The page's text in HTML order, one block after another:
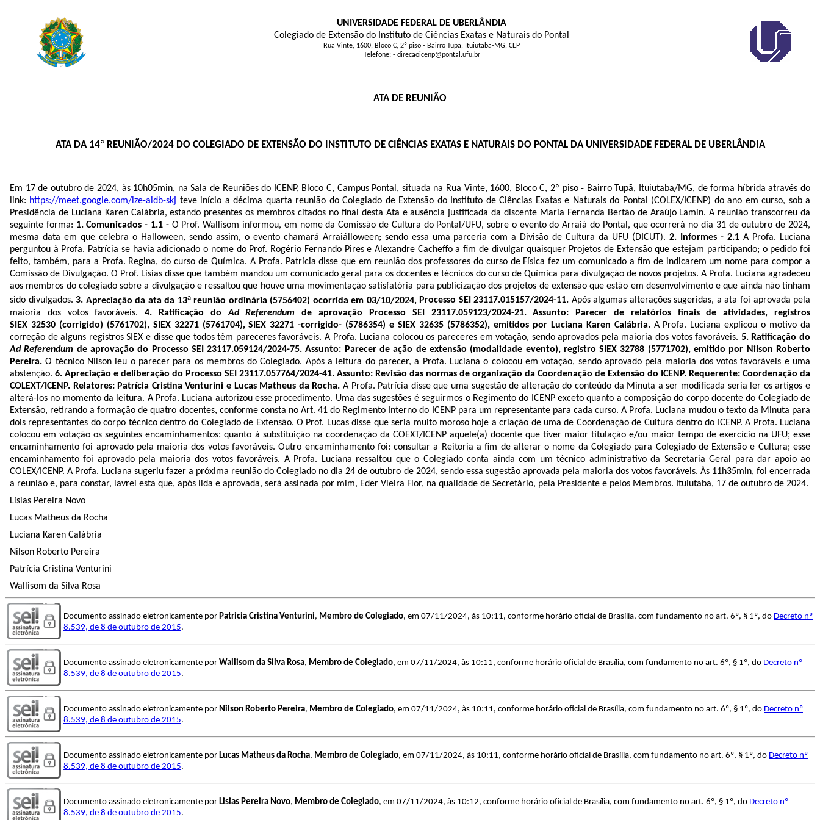
UNIVERSIDADE FEDERAL DE UBERLÂNDIA
Colegiado de Extensão do Instituto de Ciências Exatas e Naturais do Pontal
Rua Vinte, 1600, Bloco C, 2º piso - Bairro Tupã, Ituiutaba-MG, CEP
Telefone: - direcaoicenp@pontal.ufu.br
ATA DE REUNIÃO
ATA DA 14ª REUNIÃO/2024 DO COLEGIADO DE EXTENSÃO DO INSTITUTO DE CIÊNCIAS EXATAS E NATURAIS DO PONTAL DA UNIVERSIDADE FEDERAL DE UBERLÂNDIA
Em 17 de outubro de 2024, às 10h05min, na Sala de Reuniões do ICENP, Bloco C, Campus Pontal, situada na Rua Vinte, 1600, Bloco C, 2º piso - Bairro Tupã, Ituiutaba/MG, de forma híbrida através do
link: https://meet.google.com/ize-aidb-skj teve início a décima quarta reunião do Colegiado de Extensão do Instituto de Ciências Exatas e Naturais do Pontal (COLEX/ICENP) do ano em curso, sob a
Presidência de Luciana Karen Calábria, estando presentes os membros citados no final desta Ata e ausência justificada da discente Maria Fernanda Bertão de Araújo Lamin. A reunião transcorreu da
seguinte forma: 1. Comunicados - 1.1 - O Prof. Wallisom informou, em nome da Comissão de Cultura do Pontal/UFU, sobre o evento do Arraiá do Pontal, que ocorrerá no dia 31 de outubro de 2024,
mesma data em que celebra o Halloween, sendo assim, o evento chamará Arraiálloween; sendo essa uma parceria com a Divisão de Cultura da UFU (DICUT).2. Informes - 2.1A Profa. Luciana
perguntou à Profa. Patrícia se havia adicionado o nome do Prof. Rogério Fernando Pires e Alexandre Cacheffo a fim de divulgar quaisquer Projetos de Extensão que estejam participando; o pedido foi
feito, também, para a Profa. Regina, do curso de Química. A Profa. Patrícia disse que em reunião dos professores do curso de Física fez um comunicado a fim de indicarem um nome para compor a
Comissão de Divulgação. O Prof. Lísias disse que também mandou um comunicado geral para os docentes e técnicos do curso de Química para divulgação de novos projetos. A Profa. Luciana agradeceu
aos membros do colegiado sobre a divulgação e ressaltou que houve uma movimentação satisfatória para publicização dos projetos de extensão que estão em desenvolvimento e que ainda não tinham
sido divulgados.3. Apreciação da ata da 13areunião ordinária (5756402) ocorrida em 03/10/2024,Processo SEI23117.015157/2024-11. Após algumas alterações sugeridas, a ata foi aprovada pela
maioria dos votos favoráveis.
4. Ratificação doAd Referendumde aprovação Processo SEI 23117.059123/2024-21. Assunto: Parecer de relatórios finais de atividades, registros
SIEX 32530 (corrigido) (5761702), SIEX 32271 (5761704), SIEX 32271 -corrigido- (5786354) e SIEX 32635 (5786352), emitidos por Luciana Karen Calábria. A Profa. Luciana explicou o motivo da
correção de alguns registros SIEX e disse que todos têm pareceres favoráveis. A Profa. Luciana colocou os pareceres em votação, sendo aprovados pela maioria dos votos favoráveis. 5. Ratificação do
Ad Referendum de aprovação do Processo SEI23117.059124/2024-75. Assunto: Parecer de ação de extensão (modalidade evento), registro SIEX 32788 (5771702), emitido por Nilson Roberto
Pereira.O técnico Nilson leu o parecer para os membros do Colegiado. Após a leitura do parecer, a Profa. Luciana o colocou em votação, sendo aprovado pela maioria dos votos favoráveis e uma
abstenção. 6. Apreciação e deliberação do Processo SEI 23117.057764/2024-41. Assunto: Revisão das normas de organização da Coordenação de Extensão do ICENP. Requerente: Coordenação da
COLEXT/ICENP. Relatores: Patrícia Cristina Venturini e Lucas Matheus da Rocha. A Profa. Patrícia disse que uma sugestão de alteração do conteúdo da Minuta a ser modificada seria ler os artigos e
alterá-los no momento da leitura. A Profa. Luciana autorizou esse procedimento. Uma das sugestões é seguirmos o Regimento do ICENP exceto quanto a composição do corpo docente do Colegiado de
Extensão, retirando a formação de quatro docentes, conforme consta no Art. 41 do Regimento Interno do ICENP para um representante para cada curso. A Profa. Luciana mudou o texto da Minuta para
dois representantes do corpo técnico dentro do Colegiado de Extensão. O Prof. Lucas disse que seria muito moroso hoje a criação de uma de Coordenação de Cultura dentro do ICENP. A Profa. Luciana
colocou em votação os seguintes encaminhamentos: quanto à substituição na coordenação da COEXT/ICENP aquele(a) docente que tiver maior titulação e/ou maior tempo de exercício na UFU; esse
encaminhamento foi aprovado pela maioria dos votos favoráveis. Outro encaminhamento foi: consultar a Reitoria a fim de alterar o nome da Colegiado para Colegiado de Extensão e Cultura; esse
encaminhamento foi aprovado pela maioria dos votos favoráveis. A Profa. Luciana ressaltou que o Colegiado conta ainda com um técnico administrativo da Secretaria Geral para dar apoio ao
COLEX/ICENP. A Profa. Luciana sugeriu fazer a próxima reunião do Colegiado no dia 24 de outubro de 2024, sendo essa sugestão aprovada pela maioria dos votos favoráveis. Às 11h35min, foi encerrada
a reunião e, para constar, lavrei esta que, após lida e aprovada, será assinada por mim, Eder Vieira Flor, na qualidade de Secretário, pela Presidente e pelos Membros. Ituiutaba, 17 de outubro de 2024.
Lísias Pereira Novo
Lucas Matheus da Rocha
Luciana Karen Calábria
Nilson Roberto Pereira
Patrícia Cristina Venturini
Wallisom da Silva Rosa
Documento assinado eletronicamente por Patricia Cristina Venturini, Membro de Colegiado, em 07/11/2024, às 10:11, conforme horário oficial de Brasília, com fundamento no art. 6º, § 1º, do Decreto nº
8.539, de 8 de outubro de 2015.
Documento assinado eletronicamente por Wallisom da Silva Rosa, Membro de Colegiado, em 07/11/2024, às 10:11, conforme horário oficial de Brasília, com fundamento no art. 6º, § 1º, do Decreto nº
8.539, de 8 de outubro de 2015.
Documento assinado eletronicamente por Nilson Roberto Pereira, Membro de Colegiado, em 07/11/2024, às 10:11, conforme horário oficial de Brasília, com fundamento no art. 6º, § 1º, do Decreto nº
8.539, de 8 de outubro de 2015.
Documento assinado eletronicamente por Lucas Matheus da Rocha, Membro de Colegiado, em 07/11/2024, às 10:11, conforme horário oficial de Brasília, com fundamento no art. 6º, § 1º, do Decreto nº
8.539, de 8 de outubro de 2015.
Documento assinado eletronicamente por Lisias Pereira Novo, Membro de Colegiado, em 07/11/2024, às 10:12, conforme horário oficial de Brasília, com fundamento no art. 6º, § 1º, do Decreto nº
8.539, de 8 de outubro de 2015.